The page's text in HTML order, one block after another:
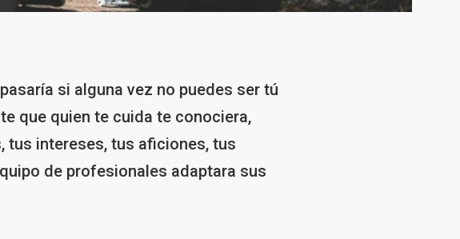
si alguna vez no puedes ser tú
que quien te cuida te conociera,
tus intereses, tus aficiones, tus
de profesionales adaptara sus